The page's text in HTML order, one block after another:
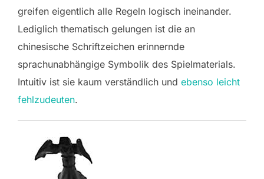
greifen eigentlich alle Regeln logisch ineinander.
Lediglich thematisch gelungen ist die an
chinesische Schriftzeichen erinnernde
sprachunabhängige Symbolik des Spielmaterials.
Intuitiv ist sie kaum verständlich und ebenso leicht
fehlzudeuten.